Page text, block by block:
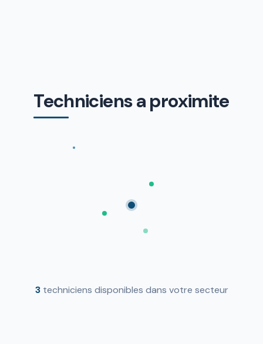
Techniciens a proximite
3techniciens disponibles dans votre secteur